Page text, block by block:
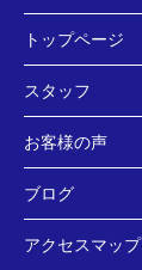
トップページ
スタッフ
お客様の声
ブログ
アクセスマップ